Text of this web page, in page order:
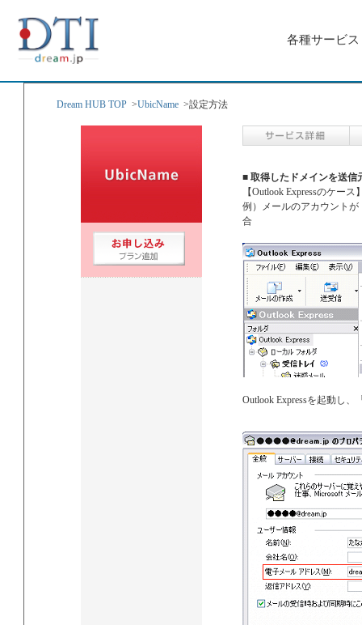
各種サービス
Dream HUB TOP >UbicName >設定方法
■ 取得したドメインを送信
【Outlook Expressのケース
例）メールのアカウントが
合
Outlook Expressを起動し